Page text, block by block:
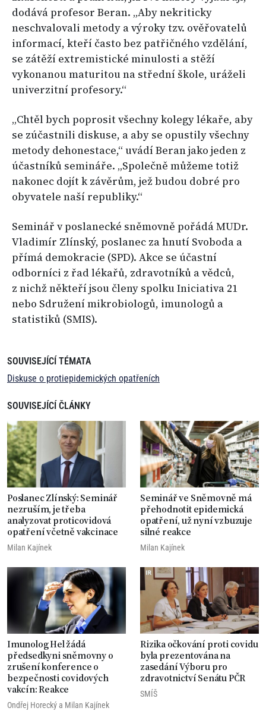
dodává profesor Beran. „Aby nekriticky
neschvalovali metody a výroky tzv. ověřovatelů
informací, kteří často bez patřičného vzdělání,
se zátěží extremistické minulosti a stěží
vykonanou maturitou na střední škole, uráželi
univerzitní profesory.“
„Chtěl bych poprosit všechny kolegy lékaře, aby
se zúčastnili diskuse, a aby se opustily všechny
metody dehonestace,“ uvádí Beran jako jeden z
účastníků semináře. „Společně můžeme totiž
nakonec dojít k závěrům, jež budou dobré pro
obyvatele naší republiky.“
Seminář v poslanecké sněmovně pořádá MUDr.
Vladimír Zlínský, poslanec za hnutí Svoboda a
přímá demokracie (SPD). Akce se účastní
odborníci z řad lékařů, zdravotníků a vědců,
z nichž někteří jsou členy spolku Iniciativa 21
nebo Sdružení mikrobiologů, imunologů a
statistiků (SMIS).
SOUVISEJÍCÍ TÉMATA
Diskuse o protiepidemických opatřeních
SOUVISEJÍCÍ ČLÁNKY
Poslanec Zlínský: Seminář
nezruším, je třeba
analyzovat proticovidová
opatření včetně vakcinace
Milan Kajínek
Seminář ve Sněmovně má
přehodnotit epidemická
opatření, už nyní vzbuzuje
silné reakce
Milan Kajínek
Imunolog Hel žádá
předsedkyni sněmovny o
zrušení konference o
bezpečnosti covidových
vakcín: Reakce
Ondřej Horecký a Milan Kajínek
Rizika očkování proti covidu
byla prezentována na
zasedání Výboru pro
zdravotnictví Senátu PČR
SMÍŠ